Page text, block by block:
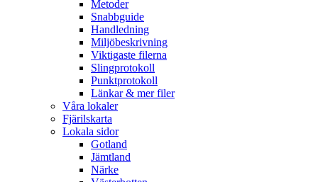
Metoder
Snabbguide
Handledning
Miljöbeskrivning
Viktigaste filerna
Slingprotokoll
Punktprotokoll
Länkar & mer filer
Våra lokaler
Fjärilskarta
Lokala sidor
Gotland
Jämtland
Närke